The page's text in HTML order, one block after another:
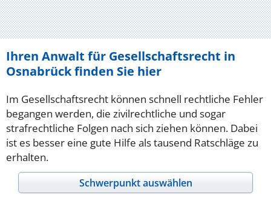
Ihren Anwalt für Gesellschaftsrecht in
Osnabrück finden Sie hier
Im Gesellschaftsrecht können schnell rechtliche Fehler
begangen werden, die zivilrechtliche und sogar
strafrechtliche Folgen nach sich ziehen können. Dabei
ist es besser eine gute Hilfe als tausend Ratschläge zu
erhalten.
Schwerpunkt auswählen